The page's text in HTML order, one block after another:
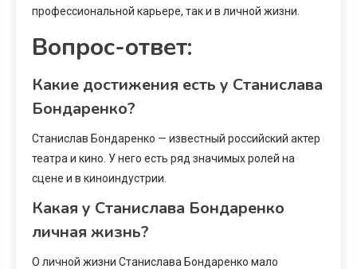
профессиональной карьере, так и в личной жизни.
Вопрос-ответ:
Какие достижения есть у Станислава
Бондаренко?
Станислав Бондаренко — известный российский актер
театра и кино. У него есть ряд значимых ролей на
сцене и в киноиндустрии.
Какая у Станислава Бондаренко
личная жизнь?
О личной жизни Станислава Бондаренко мало